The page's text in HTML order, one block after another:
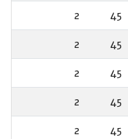
45
2
45
2
45
2
45
2
45
2